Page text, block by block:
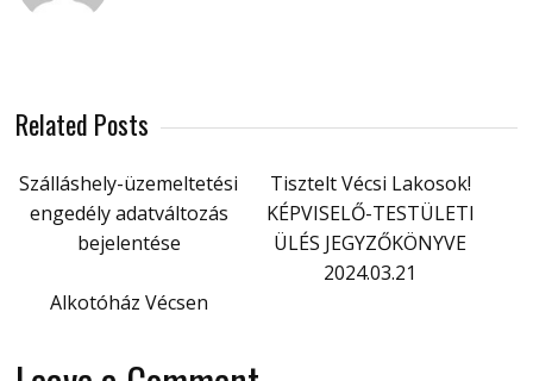
Related Posts
Szálláshely-üzemeltetési
engedély adatváltozás
bejelentése
Tisztelt Vécsi Lakosok!
KÉPVISELŐ-TESTÜLETI
ÜLÉS JEGYZŐKÖNYVE
2024.03.21
Alkotóház Vécsen